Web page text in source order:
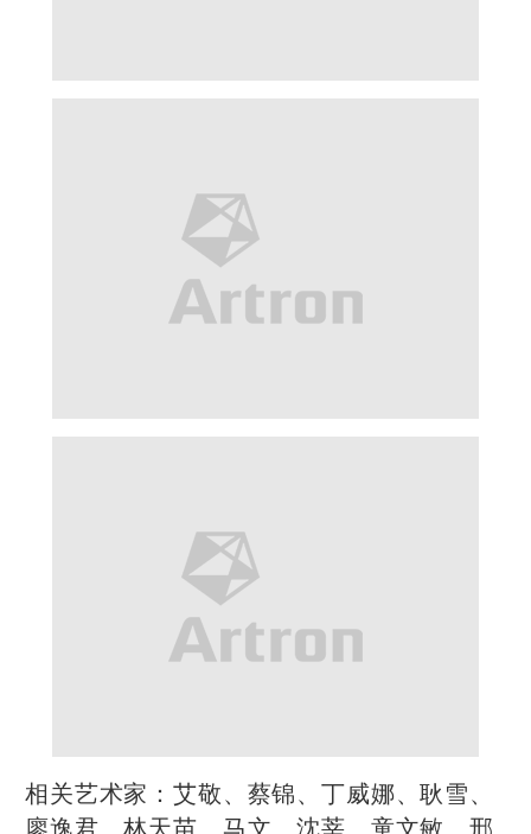
相关艺术家：艾敬、蔡锦、丁威娜、耿雪、
廖逸君、林天苗、马文、沈莘、童文敏、邢